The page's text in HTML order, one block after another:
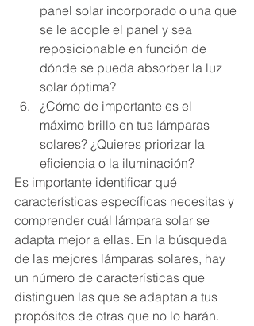
panel solar incorporado o una que
se le acople el panel y sea
reposicionable en función de
dónde se pueda absorber la luz
solar óptima?
¿Cómo de importante es el
máximo brillo en tus lámparas
solares? ¿Quieres priorizar la
eficiencia o la iluminación?
Es importante identificar qué
características específicas necesitas y
comprender cuál lámpara solar se
adapta mejor a ellas. En la búsqueda
de las mejores lámparas solares, hay
un número de características que
distinguen las que se adaptan a tus
propósitos de otras que no lo harán.